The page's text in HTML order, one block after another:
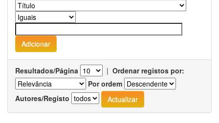
Resultados/Página | Ordenar registos por:
Por ordem
Autores/Registo